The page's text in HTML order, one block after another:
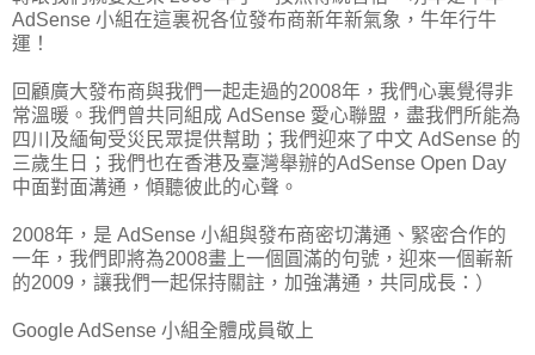
AdSense 小組在這裏祝各位發布商新年新氣象，牛年行牛
運！
回顧廣大發布商與我們一起走過的2008年，我們心裏覺得非
常溫暖。我們曾共同組成 AdSense 愛心聯盟，盡我們所能為
四川及緬甸受災民眾提供幫助；我們迎來了中文 AdSense 的
三歲生日；我們也在香港及臺灣舉辦的AdSense Open Day
中面對面溝通，傾聽彼此的心聲。
2008年，是 AdSense 小組與發布商密切溝通、緊密合作的
一年，我們即將為2008畫上一個圓滿的句號，迎來一個嶄新
的2009，讓我們一起保持關註，加強溝通，共同成長：）
Google AdSense 小組全體成員敬上